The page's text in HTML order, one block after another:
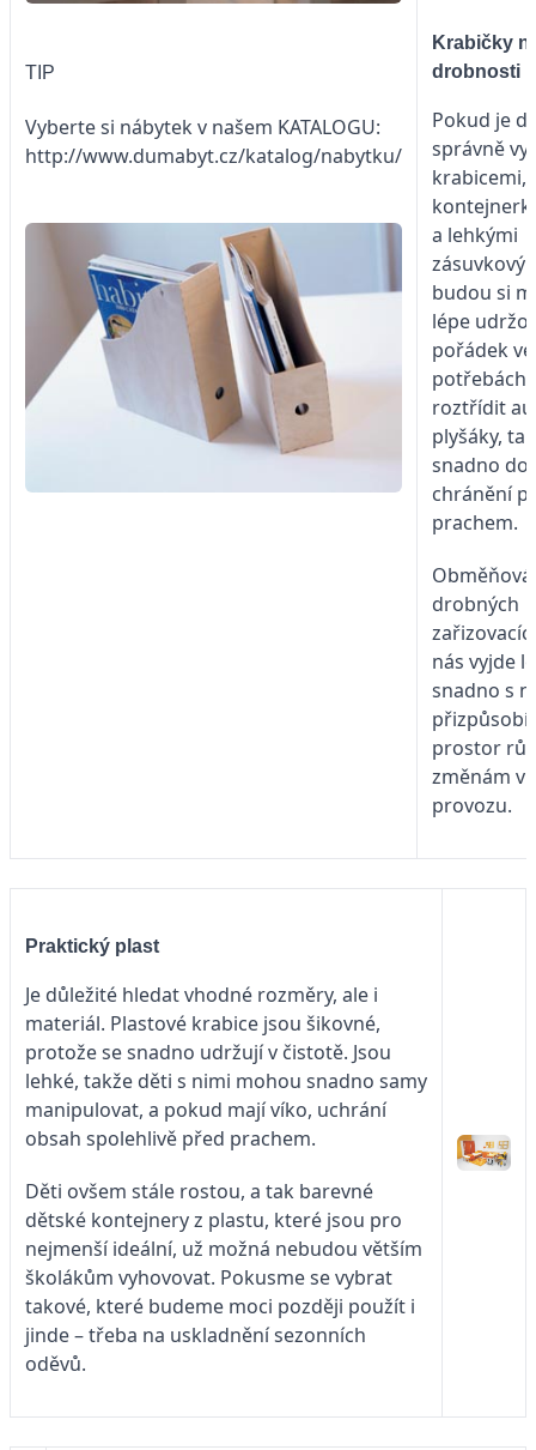
TIP
Vyberte si nábytek v našem KATALOGU:
http://www.dumabyt.cz/katalog/nabytku/
Krabičky
drobnosti
Pokud je
správně
krabicemi,
a lehkými
budou si
lépe
pořádek
potřebách
roztřídit
plyšáky,
snadno
chránění
prachem.
drobných
nás vyjde
snadno s
prostor
změnám v
provozu.
Praktický plast
Je důležité hledat vhodné rozměry, ale i
materiál. Plastové krabice jsou šikovné,
protože se snadno udržují v čistotě. Jsou
lehké, takže děti s nimi mohou snadno samy
manipulovat, a pokud mají víko, uchrání
obsah spolehlivě před prachem.
Děti ovšem stále rostou, a tak barevné
dětské kontejnery z plastu, které jsou pro
nejmenší ideální, už možná nebudou větším
školákům vyhovovat. Pokusme se vybrat
takové, které budeme moci později použít i
jinde – třeba na uskladnění sezonních
oděvů.